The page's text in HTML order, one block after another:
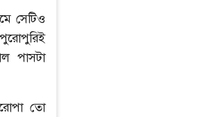
সেটিও
পাসটা
তো